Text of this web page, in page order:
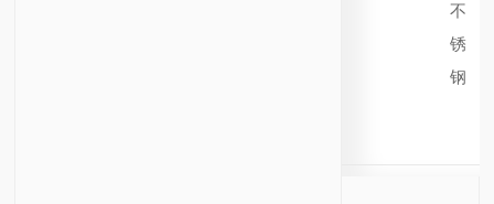
不
锈
钢